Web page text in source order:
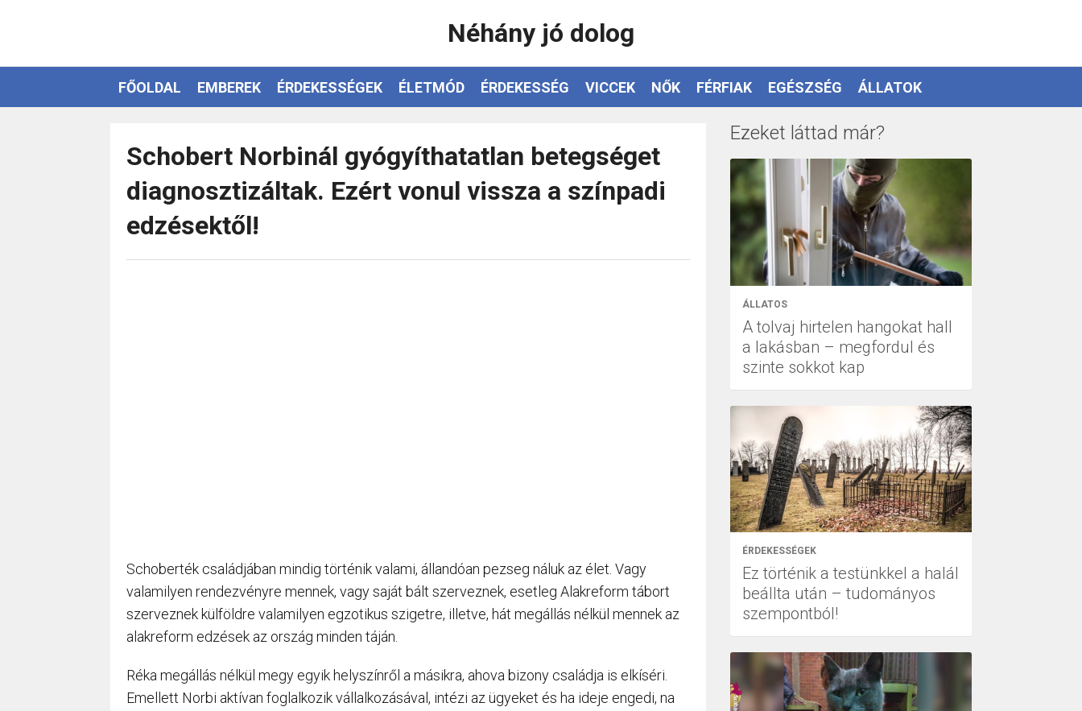
Néhány jó dolog
FŐOLDAL EMBEREK ÉRDEKESSÉGEK ÉLETMÓD ÉRDEKESSÉG VICCEK NŐK FÉRFIAK EGÉSZSÉG ÁLLATOK
Schobert Norbinál gyógyíthatatlan betegséget
diagnosztizáltak. Ezért vonul vissza a színpadi
edzésektől!
Schoberték családjában mindig történik valami, állandóan pezseg náluk az élet. Vagy
valamilyen rendezvényre mennek, vagy saját bált szerveznek, esetleg Alakreform tábort
szerveznek külföldre valamilyen egzotikus szigetre, illetve, hát megállás nélkül mennek az
alakreform edzések az ország minden táján.
Réka megállás nélkül megy egyik helyszínről a másikra, ahova bizony családja is elkíséri.
Emellett Norbi aktívan foglalkozik vállalkozásával, intézi az ügyeket és ha ideje engedi, na
Ezeket láttad már?
ÁLLATOS
A tolvaj hirtelen hangokat hall
a lakásban – megfordul és
szinte sokkot kap
ÉRDEKESSÉGEK
Ez történik a testünkkel a halál
beállta után – tudományos
szempontból!